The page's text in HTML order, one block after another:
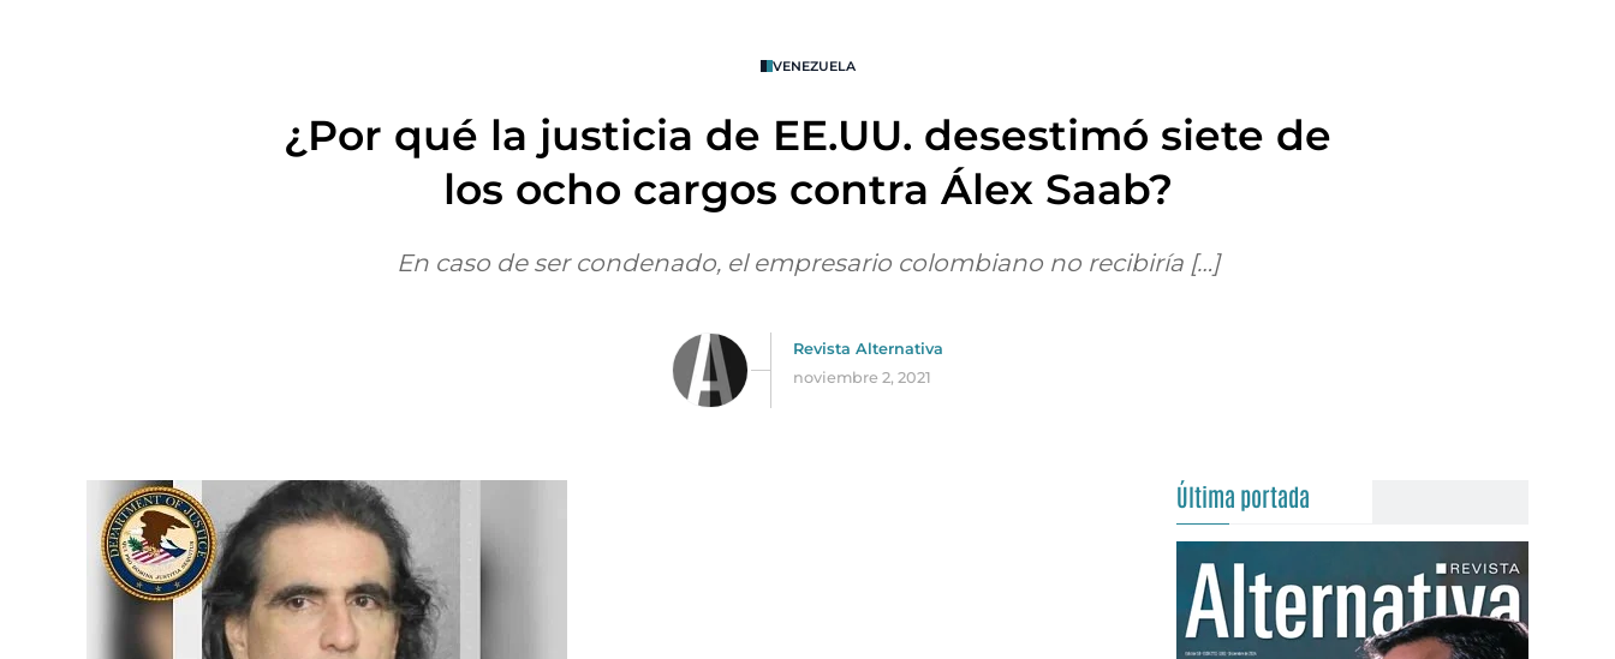
VENEZUELA
¿Por qué la justicia de EE.UU. desestimó siete de
los ocho cargos contra Álex Saab?
En caso de ser condenado, el empresario colombiano no recibiría […]
Revista Alternativa
noviembre 2, 2021
Última portada